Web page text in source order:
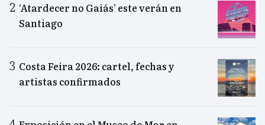
‘Atardecer no Gaiás’ este verán en
Santiago
Costa Feira 2026: cartel, fechas y
artistas confirmados